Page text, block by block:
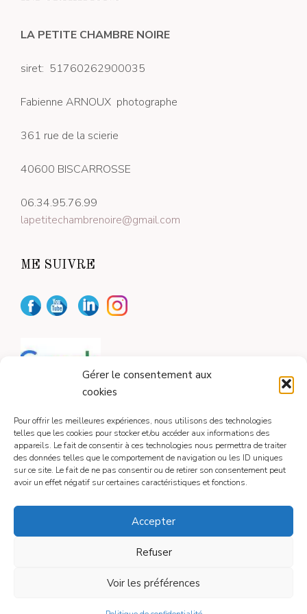
Gérer le consentement aux
cookies
Pour offrir les meilleures expériences, nous utilisons des technologies
telles que les cookies pour stocker et/ou accéder aux informations des
appareils. Le fait de consentir à ces technologies nous permettra de traiter
des données telles que le comportement de navigation ou les ID uniques
sur ce site. Le fait de ne pas consentir ou de retirer son consentement peut
avoir un effet négatif sur certaines caractéristiques et fonctions.
Accepter
Refuser
Voir les préférences
LA PETITE CHAMBRE NOIRE
siret: 51760262900035
Fabienne ARNOUX photographe
361 rue de la scierie
40600 BISCARROSSE
06.34.95.76.99
lapetitechambrenoire@gmail.com
ME SUIVRE
CONTACT
• Construit avecGeneratePress